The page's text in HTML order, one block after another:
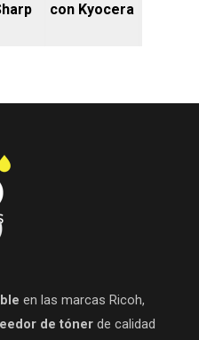
con Kyocera
en las marcas Ricoh,
de tóner de calidad